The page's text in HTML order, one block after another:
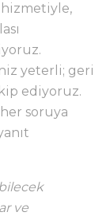
yeterli; geri
ediyoruz.
soruya
ve